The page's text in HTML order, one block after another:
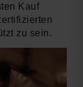
Kauf
zu sein.